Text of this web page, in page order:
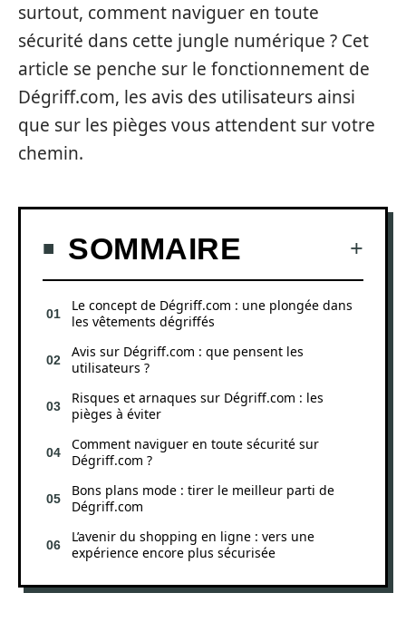
surtout, comment naviguer en toute
sécurité dans cette jungle numérique ? Cet
article se penche sur le fonctionnement de
Dégriff.com, les avis des utilisateurs ainsi
que sur les pièges vous attendent sur votre
chemin.
SOMMAIRE
Le concept de Dégriff.com : une plongée dans
les vêtements dégriffés
Avis sur Dégriff.com : que pensent les
utilisateurs ?
Risques et arnaques sur Dégriff.com : les
pièges à éviter
Comment naviguer en toute sécurité sur
Dégriff.com ?
Bons plans mode : tirer le meilleur parti de
Dégriff.com
L’avenir du shopping en ligne : vers une
expérience encore plus sécurisée